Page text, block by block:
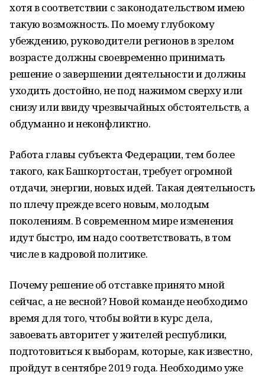
хотя в соответствии с законодательством имею
такую возможность. По моему глубокому
убеждению, руководители регионов в зрелом
возрасте должны своевременно принимать
решение о завершении деятельности и должны
уходить достойно, не под нажимом сверху или
снизу или ввиду чрезвычайных обстоятельств, а
обдуманно и неконфликтно.
Работа главы субъекта Федерации, тем более
такого, как Башкортостан, требует огромной
отдачи, энергии, новых идей. Такая деятельность
по плечу прежде всего новым, молодым
поколениям. В современном мире изменения
идут быстро, им надо соответствовать, в том
числе в кадровой политике.
Почему решение об отставке принято мной
сейчас, а не весной? Новой команде необходимо
время для того, чтобы войти в курс дела,
завоевать авторитет у жителей республики,
подготовиться к выборам, которые, как известно,
пройдут в сентябре 2019 года. Необходимо уже